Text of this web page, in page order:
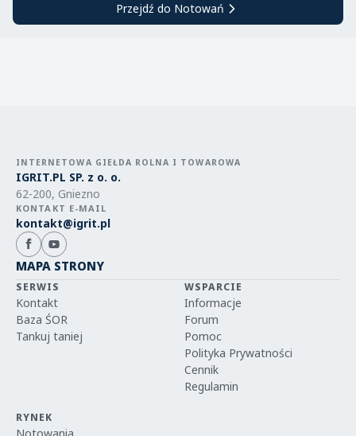
Przejdź do Notowań
INTERNETOWA GIEŁDA ROLNA I TOWAROWA
IGRIT.PL SP. z o. o.
62-200, Gniezno
KONTAKT E-MAIL
kontakt@igrit.pl
MAPA STRONY
SERWIS
Kontakt
Baza ŚOR
Tankuj taniej
WSPARCIE
Informacje
Forum
Pomoc
Polityka Prywatności
Cennik
Regulamin
RYNEK